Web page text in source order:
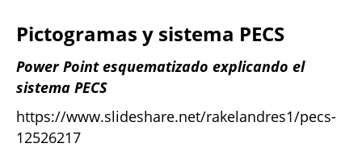
Pictogramas y sistema PECS
Power Point esquematizado explicando el
sistema PECS
https://www.slideshare.net/rakelandres1/pecs-
12526217